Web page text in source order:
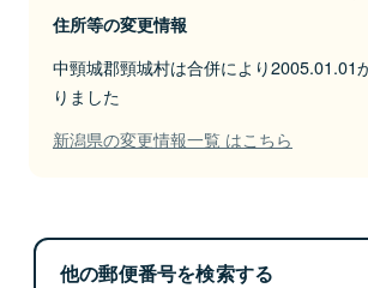
住所等の変更情報
中頸城郡頸城村は合併により2005.01.01
りました
新潟県の変更情報一覧 はこちら
他の郵便番号を検索する